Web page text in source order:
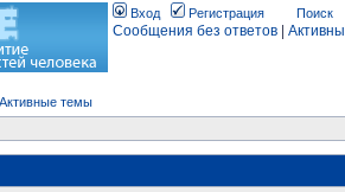
Вход Регистрация Поиск
Сообщения без ответов
Активные темы